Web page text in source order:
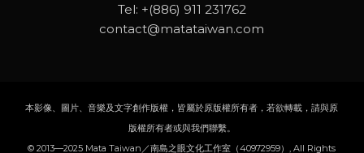
Tel: +(886) 911 231762
contact@matataiwan.com
本影像、圖片、音樂及文字創作版權，皆屬於原版權所有者，若欲轉載，請與原
版權所有者或與我們聯繫。
© 2013—2025 Mata Taiwan／南島之眼文化工作室（40972959）, All Rights